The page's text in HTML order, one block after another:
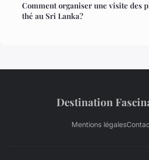
Comment organiser une visite des
thé au Sri Lanka?
Destination
Mentions légales